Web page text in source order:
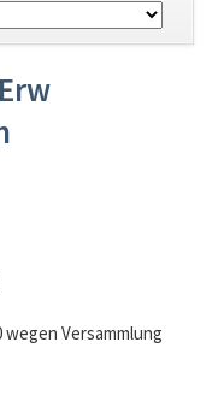
wegen Versammlung